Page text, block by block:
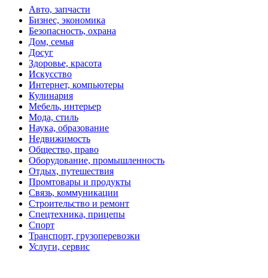
Авто, запчасти
Бизнес, экономика
Безопасность, охрана
Дом, семья
Досуг
Здоровье, красота
Искусство
Интернет, компьютеры
Кулинария
Мебель, интерьер
Мода, стиль
Наука, образование
Недвижимость
Общество, право
Оборудование, промышленность
Отдых, путешествия
Промтовары и продукты
Связь, коммуникации
Строительство и ремонт
Спецтехника, прицепы
Спорт
Транспорт, грузоперевозки
Услуги, сервис